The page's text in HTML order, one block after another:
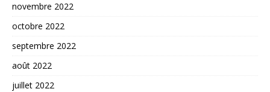
novembre 2022
octobre 2022
septembre 2022
août 2022
juillet 2022